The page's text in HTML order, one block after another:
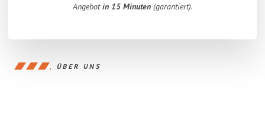
Angebotin 15 Minuten(garantiert).
ÜBER UNS